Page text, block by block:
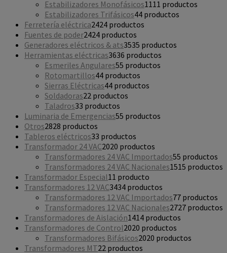
Estabilizadores Monofásicos11 11 productos
Estabilizadores Trifásicos44 productos
Ferretería eléctrica2424 productos
Fuentes de poder2424 productos
Generadores eléctricos & ats3535 productos
Herramientas eléctricas3636 productos
Esmeriles Angulares55 productos
Rotomartillos44 productos
Sierras Eléctricas44 productos
Soldadoras22 productos
Taladros33 productos
Luminaria de Emergencias55 productos
Otros2828 productos
Tableros eléctricos33 productos
Transformador 24 VAC2020 productos
Transformadores 24 VAC Importados55 productos
Transformadores 24 VAC Nacionales1515 productos
Transformador Especial1 1 producto
Transformadores 12 VAC3434 productos
Transformadores 12 VAC Importados77 productos
Transformadores 12 VAC Nacionales2727 productos
Transformadores de Aislación1414 productos
Transformadores de Control2020 productos
Transformadores Bifásicos2020 productos
Transformadores MT22 productos